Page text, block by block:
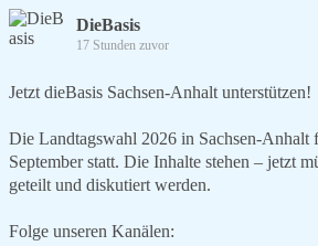
DieBasis
17 Stunden zuvor
Jetzt dieBasis Sachsen-Anhalt unterstützen!
Die Landtagswahl 2026 in Sachsen-Anhalt
September statt. Die Inhalte stehen – jetzt
geteilt und diskutiert werden.
Folge unseren Kanälen: